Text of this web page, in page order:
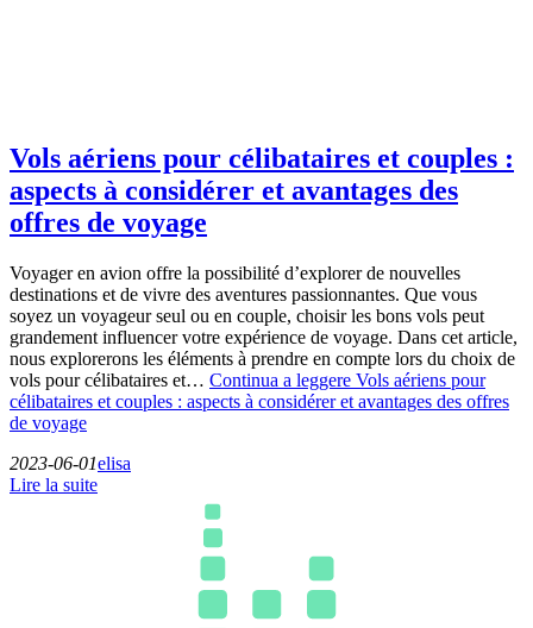
Vols aériens pour célibataires et couples :
aspects à considérer et avantages des
offres de voyage
Voyager en avion offre la possibilité d’explorer de nouvelles
destinations et de vivre des aventures passionnantes. Que vous
soyez un voyageur seul ou en couple, choisir les bons vols peut
grandement influencer votre expérience de voyage. Dans cet article,
nous explorerons les éléments à prendre en compte lors du choix de
vols pour célibataires et… Continua a leggere Vols aériens pour
célibataires et couples : aspects à considérer et avantages des offres
de voyage
2023-06-01elisa
Lire la suite